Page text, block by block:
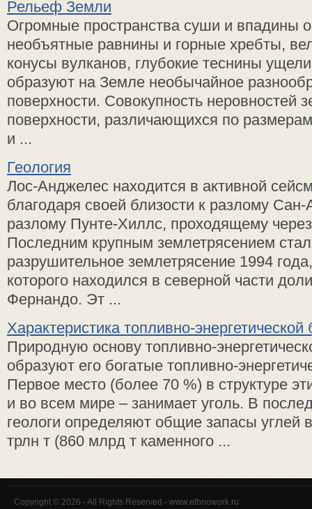
Рельеф Земли
Огромные пространства суши и впадины
необъятные равнины и горные хребты,
конусы вулканов, глубокие теснины
образуют на Земле необычайное
поверхности. Совокупность неровностей
поверхности, различающихся по
и ...
Геология
Лос-Анджелес находится в активной
благодаря своей близости к разлому
разлому Пунте-Хиллс, проходящему
Последним крупным землетрясением
разрушительное землетрясение 1994
которого находился в северной части
Фернандо. Эт ...
Характеристика топливно-
Природную основу топливно-
образуют его богатые топливно-
Первое место (более 70 %) в структуре
и во всем мире – занимает уголь. В
геологи определяют общие запасы углей
трлн т (860 млрд т каменного ...
Copyright © 2026 - All Rights Reserved - www.ethnowork.ru